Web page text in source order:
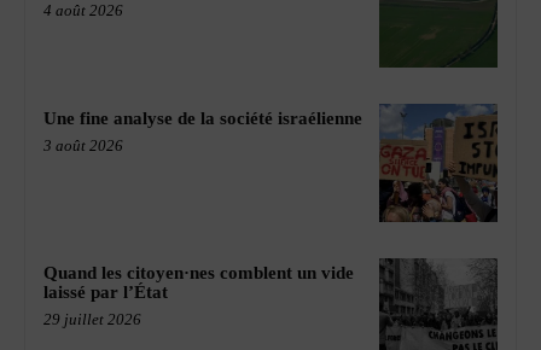
4 août 2026
Une fine analyse de la société israélienne
3 août 2026
Quand les citoyen·nes comblent un vide
laissé par l’État
29 juillet 2026